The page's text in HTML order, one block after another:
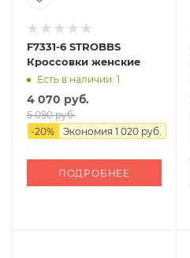
F7331-6 STROBBS
Кроссовки женские
Есть в наличии: 1
4 070 руб.
5 090 руб.
-20% Экономия 1 020 руб.
ПОДРОБНЕЕ